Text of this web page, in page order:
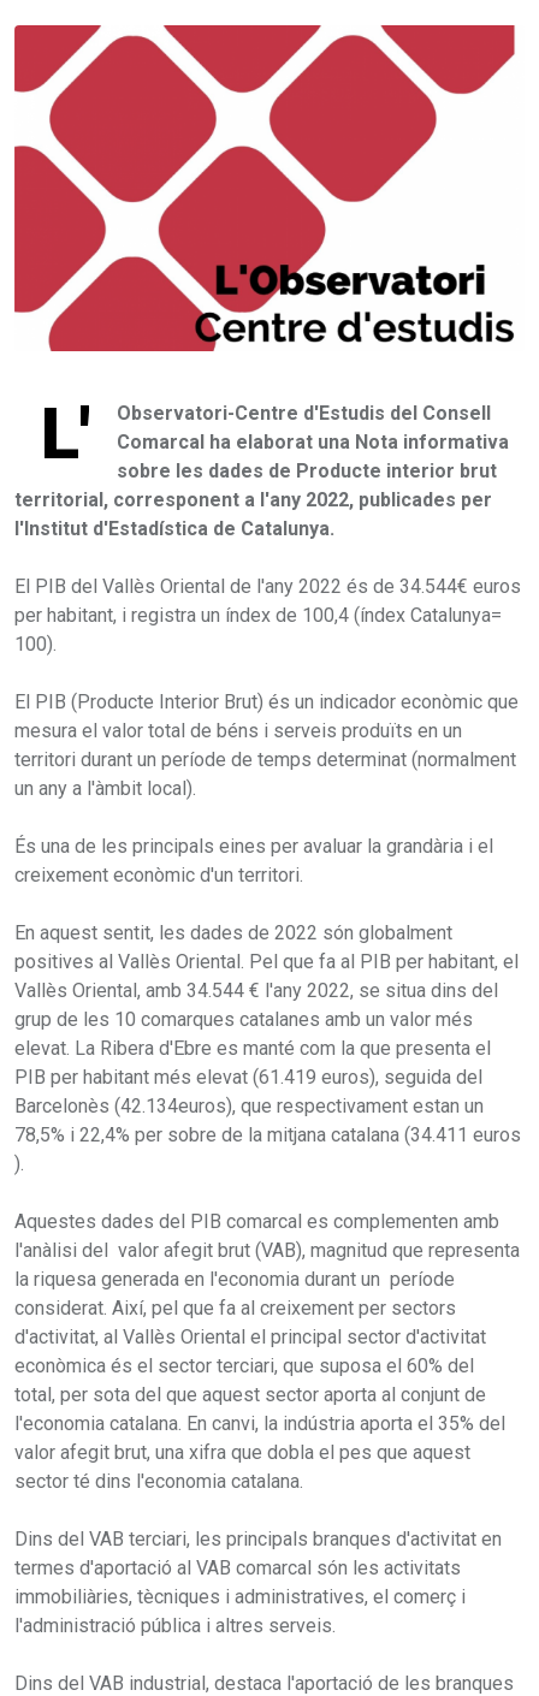
L'
Observatori-Centre d'Estudis del Consell
Comarcal ha elaborat una Nota informativa
sobre les dades de Producte interior brut
territorial, corresponent a l'any 2022, publicades per
l'Institut d'Estadística de Catalunya.
El PIB del Vallès Oriental de l'any 2022 és de 34.544€ euros
per habitant, i registra un índex de 100,4 (índex Catalunya=
100).
El PIB (Producte Interior Brut) és un indicador econòmic que
mesura el valor total de béns i serveis produïts en un
territori durant un període de temps determinat (normalment
un any a l'àmbit local).
És una de les principals eines per avaluar la grandària i el
creixement econòmic d'un territori.
En aquest sentit, les dades de 2022 són globalment
positives al Vallès Oriental. Pel que fa al PIB per habitant, el
Vallès Oriental, amb 34.544 € l'any 2022, se situa dins del
grup de les 10 comarques catalanes amb un valor més
elevat. La Ribera d'Ebre es manté com la que presenta el
PIB per habitant més elevat (61.419 euros), seguida del
Barcelonès (42.134euros), que respectivament estan un
78,5% i 22,4% per sobre de la mitjana catalana (34.411 euros
).
Aquestes dades del PIB comarcal es complementen amb
l'anàlisi del valor afegit brut (VAB), magnitud que representa
la riquesa generada en l'economia durant un període
considerat. Així, pel que fa al creixement per sectors
d'activitat, al Vallès Oriental el principal sector d'activitat
econòmica és el sector terciari, que suposa el 60% del
total, per sota del que aquest sector aporta al conjunt de
l'economia catalana. En canvi, la indústria aporta el 35% del
valor afegit brut, una xifra que dobla el pes que aquest
sector té dins l'economia catalana.
Dins del VAB terciari, les principals branques d'activitat en
termes d'aportació al VAB comarcal són les activitats
immobiliàries, tècniques i administratives, el comerç i
l'administració pública i altres serveis.
Dins del VAB industrial, destaca l'aportació de les branques